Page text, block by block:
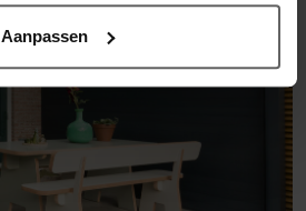
Aanpassen